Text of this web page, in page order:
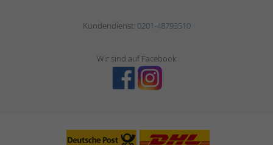
Kundendienst: 0201-48793510
Wir sind auf Facebook